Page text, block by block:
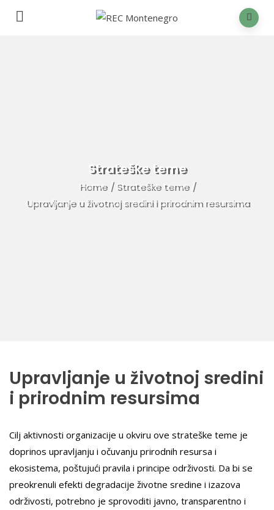
Strateške teme
Home/ Strateške teme/
Upravljanje u životnoj sredini i prirodnim resursima
Upravljanje u životnoj sredini
i prirodnim resursima
Cilj aktivnosti organizacije u okviru ove strateške teme je
doprinos upravljanju i očuvanju prirodnih resursa i
ekosistema, poštujući pravila i principe održivosti. Da bi se
preokrenuli efekti degradacije životne sredine i izazova
održivosti, potrebno je sprovoditi javno, transparentno i